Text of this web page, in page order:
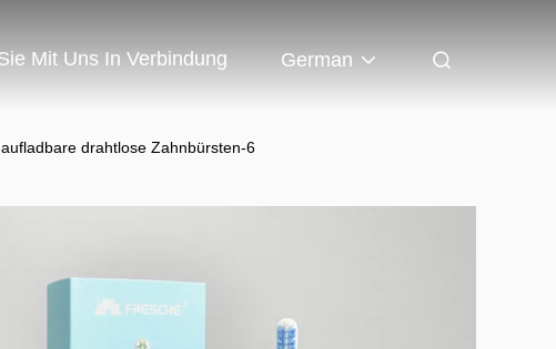
Mit Uns In Verbindung German
drahtlose Zahnbürsten-6